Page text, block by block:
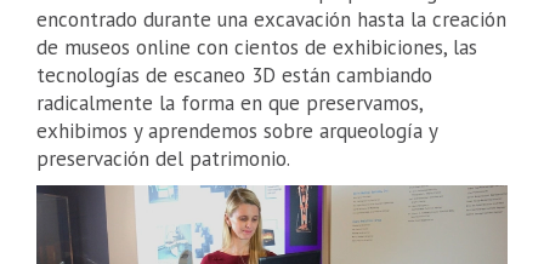
encontrado durante una excavación hasta la creación
de museos online con cientos de exhibiciones, las
tecnologías de escaneo 3D están cambiando
radicalmente la forma en que preservamos,
exhibimos y aprendemos sobre arqueología y
preservación del patrimonio.